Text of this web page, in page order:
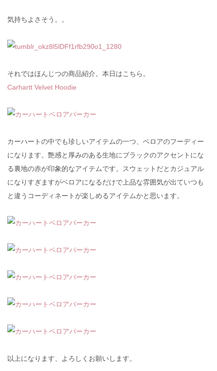
気持ちよさそう。。
それではほんじつの商品紹介。本日はこちら。
Carhartt Velvet Hoodie
カーハートの中でも珍しいアイテムの一つ、ベロアのフーディー
になります。艶感と厚みのある生地にブラックのアクセントにな
る裏地の赤が印象的なアイテムです。スウェットだとカジュアル
になりすぎますがベロアになるだけで上品な雰囲気が出ていつも
と違うコーディネートが楽しめるアイテムかと思います。
以上になります、よろしくお願いします。